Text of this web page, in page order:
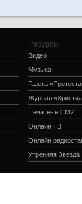
Ресурсы
Видео
Музыка
Газета
Журнал
Печатные СМИ
Онлайн ТВ
Онлайн
Утренняя Звезда